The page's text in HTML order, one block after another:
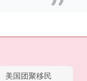
美国团聚移民